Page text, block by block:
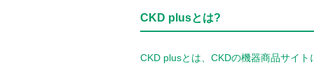
CKD plusとは?
CKD plusとは、CKDの機器商品サイ